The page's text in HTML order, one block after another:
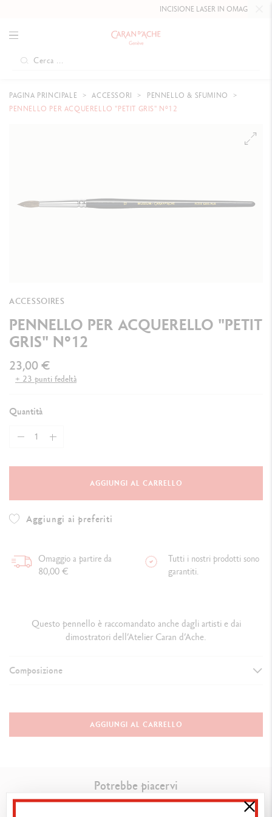
INCISIONE LASER IN OMAGGIO
PAGINA PRINCIPALE ACCESSORI
PENNELLO & SFUMINO
PENNELLO PER ACQUERELLO "PETIT GRIS" N°12
ACCESSOIRES
PENNELLO PER ACQUERELLO "PETIT
GRIS" N°12
23,00 €
+ 23 punti fedeltà
Quantità
AGGIUNGI AL CARRELLO
Aggiungi ai preferiti
Omaggio a partire da
80,00 €
Tutti i nostri prodotti sono
garantiti.
Questo pennello è raccomandato anche dagli artisti e dai
dimostratori dell’Atelier Caran d’Ache.
Composizione
Pennello per la tecnica acquerellata
Lunghezza: 19 cm
TECNICHE DI UTILIZZO
AGGIUNGI AL CARRELLO
Potrebbe piacervi